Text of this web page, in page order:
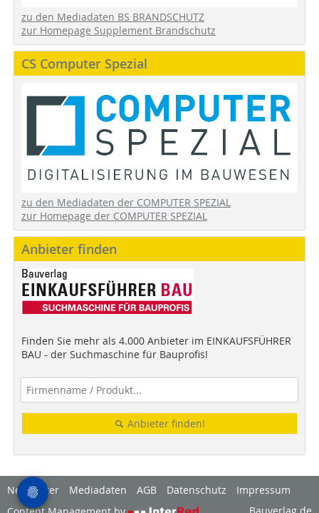
zu den Mediadaten BS BRANDSCHUTZ
zur Homepage Supplement Brandschutz
CS Computer Spezial
zu den Mediadaten der COMPUTER SPEZIAL
zur Homepage der COMPUTER SPEZIAL
Anbieter finden
Finden Sie mehr als 4.000 Anbieter im EINKAUFSFÜHRER
BAU - der Suchmaschine für Bauprofis!
Anbieter finden!
Newsletter Mediadaten AGB Datenschutz
Impressum